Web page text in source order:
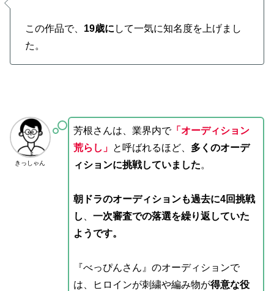
この作品で、 19歳に して一気に知名度を上げまし
た。
きっしゃん
芳根さんは、業界内で「オーディション
荒らし」 と呼ばれるほど、 多くのオーデ
ィションに挑戦していました。
朝ドラのオーディションも過去に4回挑戦
し
一次審査での落選を繰り返していた
ようです。
『べっぴんさん』のオーディションで
は、ヒロインが刺繍や編み物が得意な役